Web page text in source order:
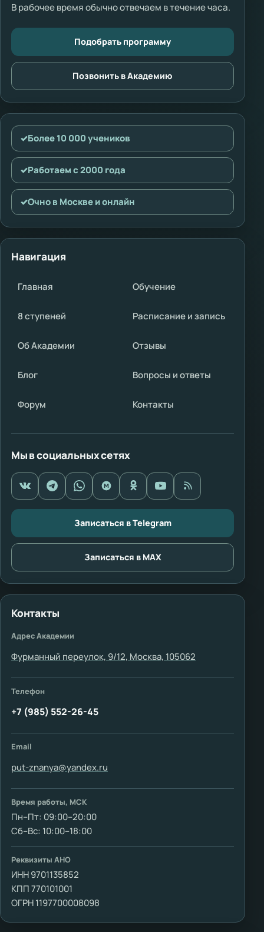
В рабочее время обычно отвечаем в течение часа.
Подобрать программу
Позвонить в Академию
✓Более 10 000 учеников
✓Работаем с 2000 года
✓Очно в Москве и онлайн
Навигация
Главная Обучение
8 ступеней Расписание и запись
Об Академии Отзывы
Блог Вопросы и ответы
Форум Контакты
Мы в социальных сетях
Записаться в Telegram
Записаться в MAX
Контакты
Адрес Академии
Фурманный переулок, 9/12, Москва, 105062
Телефон
+7 (985) 552-26-45
Email
put-znanya@yandex.ru
Время работы, МСК
Пн–Пт: 09:00–20:00
Сб–Вс: 10:00–18:00
Реквизиты АНО
ИНН 9701135852
КПП 770101001
ОГРН 1197700008098